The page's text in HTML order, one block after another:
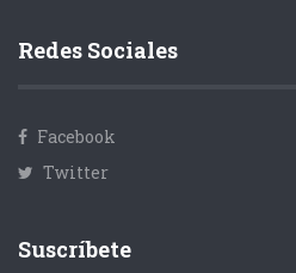
Redes Sociales
Facebook
Twitter
Suscríbete